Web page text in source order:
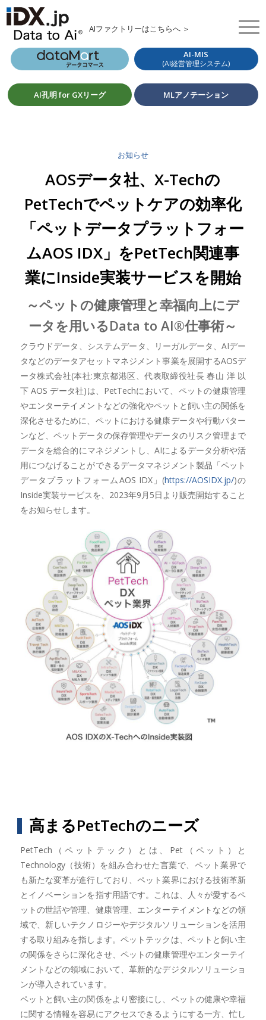
AIファクトリーはこちらへ ＞
AI-MIS
(AI経営管理システム)
AI孔明 for GXリーグ MLアノテーション
お知らせ
AOSデータ社、X-Techの
PetTechでペットケアの効率化
「ペットデータプラットフォー
ムAOS IDX」をPetTech関連事
業にInside実装サービスを開始
～ペットの健康管理と幸福向上にデ
ータを用いるData to AI®仕事術～
クラウドデータ、システムデータ、リーガルデータ、AIデー
タなどのデータアセットマネジメント事業を展開するAOSデ
ータ株式会社(本社:東京都港区、代表取締役社長 春山 洋 以
下 AOS データ社)は、PetTechにおいて、ペットの健康管理
やエンターテイメントなどの強化やペットと飼い主の関係を
深化させるために、ペットにおける健康データや行動パター
ンなど、ペットデータの保存管理やデータのリスク管理まで
データを総合的にマネジメントし、AIによるデータ分析や活
用につなげることができるデータマネジメント製品「ペット
データプラットフォームAOS IDX」(https://AOSIDX.jp/)の
Inside実装サービスを、2023年9月5日より販売開始すること
をお知らせします。
高まるPetTechのニーズ
PetTech（ペットテック）とは、Pet（ペット）と
Technology（技術）を組み合わせた言葉で、ペット業界で
も新たな変革が進行しており、ペット業界における技術革新
とイノベーションを指す用語です。これは、人々が愛するペ
ットの世話や管理、健康管理、エンターテイメントなどの領
域で、新しいテクノロジーやデジタルソリューションを活用
する取り組みを指します。ペットテックは、ペットと飼い主
の関係をさらに深化させ、ペットの健康管理やエンターテイ
メントなどの領域において、革新的なデジタルソリューショ
ンが導入されています。
ペットと飼い主の関係をより密接にし、ペットの健康や幸福
に関する情報を容易にアクセスできるようにする一方、忙し